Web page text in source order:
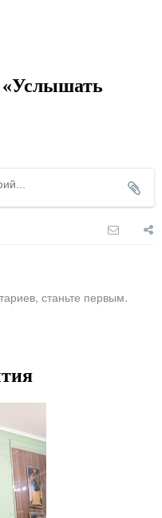
станьте первым.